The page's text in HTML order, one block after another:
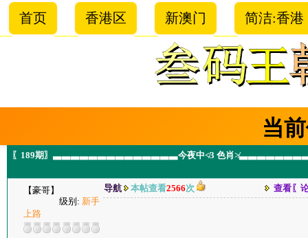
首页 香港区 新澳门 简洁:香港
当
〖189期〗▃▃▃▃▃▃▃▃▃▃▃▃▃▃今夜中≮3 色肖
【豪哥】
级别: 新手
上路
导航 本帖查看2566次 查看〖